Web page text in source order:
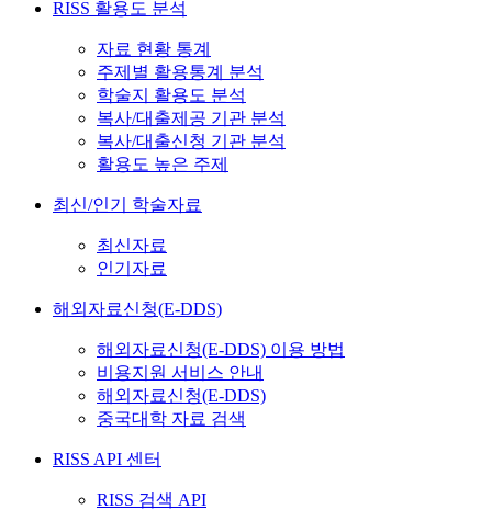
RISS 활용도 분석
자료 현황 통계
주제별 활용통계 분석
학술지 활용도 분석
복사/대출제공 기관 분석
복사/대출신청 기관 분석
활용도 높은 주제
최신/인기 학술자료
최신자료
인기자료
해외자료신청(E-DDS)
해외자료신청(E-DDS) 이용 방법
비용지원 서비스 안내
해외자료신청(E-DDS)
중국대학 자료 검색
RISS API 센터
RISS 검색 API